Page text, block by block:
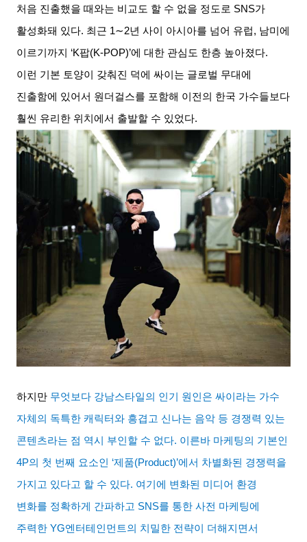
처음 진출했을 때와는 비교도 할 수 없을 정도로 SNS가
활성화돼 있다. 최근 1∼2년 사이 아시아를 넘어 유럽, 남미에
이르기까지
‘K팝(K-POP)’에 대한 관심도 한층 높아졌다.
이런 기본 토양이 갖춰진 덕에 싸이는 글로벌 무대에
진출함에 있어서 원더걸스를 포함해 이전의 한국 가수들보다
훨씬 유리한 위치에서 출발할 수 있었다.
하지만 무엇보다 강남스타일의 인기 원인은 싸이라는 가수
자체의 독특한 캐릭터와 흥겹고 신나는 음악 등 경쟁력 있는
콘텐츠라는 점 역시 부인할 수 없다. 이른바 마케팅의 기본인
4P의 첫 번째 요소인 ‘제품(Product)’에서 차별화된 경쟁력을
가지고 있다고 할 수 있다. 여기에 변화된 미디어 환경
변화를 정확하게 간파하고 SNS를 통한 사전 마케팅에
주력한 YG엔터테인먼트의 치밀한 전략이 더해지면서